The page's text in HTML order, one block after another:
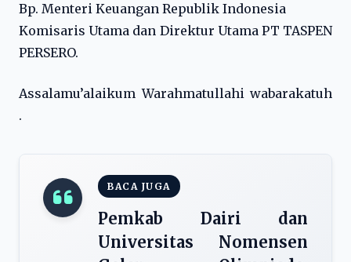
Bp. Menteri Keuangan Republik Indonesia
Komisaris Utama dan Direktur Utama PT TASPEN
PERSERO.
Assalamu’alaikum Warahmatullahi wabarakatuh
.
BACA JUGA
Pemkab Dairi dan
Universitas Nomensen